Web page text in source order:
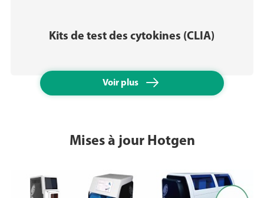
Kits de test des cytokines (CLIA)
Voir plus 
Mises à jour Hotgen